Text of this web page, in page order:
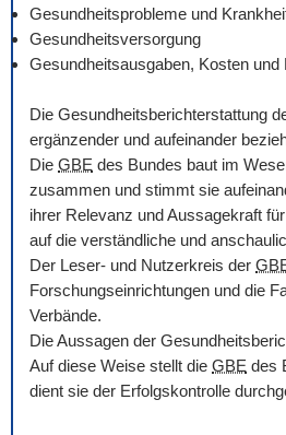
Gesundheitsprobleme und
Gesundheitsversorgung
Gesundheitsausgaben, Kosten
Die Gesundheitsberichterstattung
ergänzender und aufeinander
Die GBE des Bundes baut im
zusammen und stimmt sie
ihrer Relevanz und Aussagekraft
auf die verständliche und
Der Leser- und Nutzerkreis der
Forschungseinrichtungen und die
Verbände.
Die Aussagen der
Auf diese Weise stellt die GBE des
dient sie der Erfolgskontrolle